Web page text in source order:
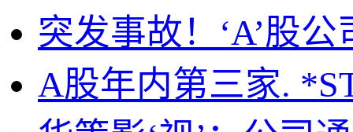
突发事故！‘A’股
A股年内第三家.